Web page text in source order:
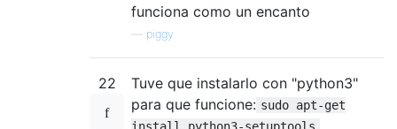
funciona como un encanto
piggy
22
Tuve que instalarlo con "python3"
para que funcione: sudo apt-get
install python3-setuptools